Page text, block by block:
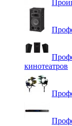
кинотеатров